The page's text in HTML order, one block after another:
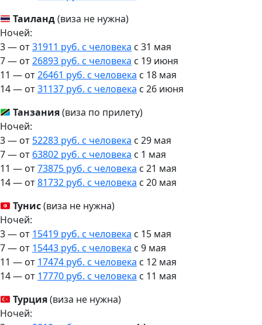
Таиланд(виза не нужна)
Ночей:
3 — от31911 руб. с человека c 31 мая
7 — от26893 руб. с человека c 19 июня
11 — от26461 руб. с человека c 18 мая
14 — от31137 руб. с человека c 26 июня
Танзания(виза по прилету)
Ночей:
3 — от 52283 руб. с человека c 29 мая
7 — от 63802 руб. с человека c 1 мая
11 — от73875 руб. с человека c 21 мая
14 — от81732 руб. с человека c 20 мая
Тунис(виза не нужна)
Ночей:
3 — от 15419 руб. с человека c 15 мая
7 — от 15443 руб. с человека c 9 мая
11 — от 17474 руб. с человека c 12 мая
14 — от 17770 руб. с человека c 11 мая
Турция(виза не нужна)
Ночей: